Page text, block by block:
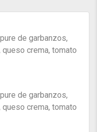
de garbanzos,
queso crema, tomato
de garbanzos,
queso crema, tomato